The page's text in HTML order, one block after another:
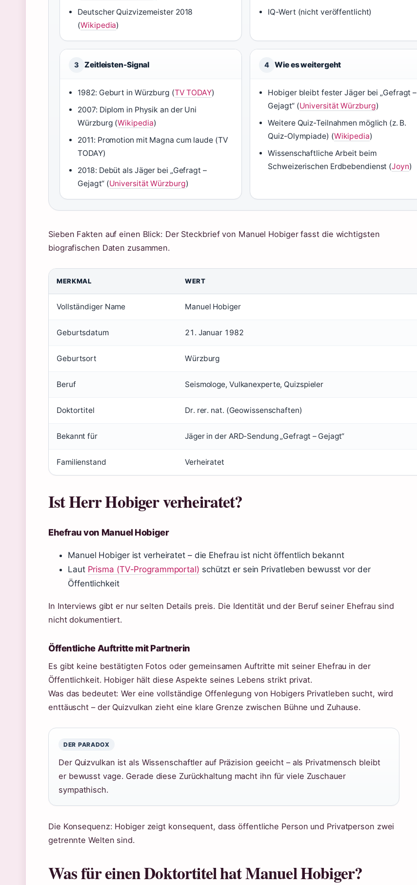
Deutscher Quizvizemeister 2018
(Wikipedia)
IQ-Wert (nicht veröffentlicht)
3 Zeitleisten-Signal
1982: Geburt in Würzburg (TV TODAY)
2007: Diplom in Physik an der Uni
Würzburg (Wikipedia)
2011: Promotion mit Magna cum laude (TV
TODAY)
2018: Debüt als Jäger bei „Gefragt –
Gejagt“ (Universität Würzburg)
4 Wie es weitergeht
Hobiger bleibt fester Jäger bei „Gefragt –
Gejagt“ (Universität Würzburg)
Weitere Quiz-Teilnahmen möglich (z. B.
Quiz-Olympiade) (Wikipedia)
Wissenschaftliche Arbeit beim
Schweizerischen Erdbebendienst (Joyn)
Sieben Fakten auf einen Blick: Der Steckbrief von Manuel Hobiger fasst die wichtigsten
biografischen Daten zusammen.
MERKMAL WERT
Vollständiger Name Manuel Hobiger
Geburtsdatum 21. Januar 1982
Geburtsort Würzburg
Beruf Seismologe, Vulkanexperte, Quizspieler
Doktortitel Dr. rer. nat. (Geowissenschaften)
Bekannt für Jäger in der ARD-Sendung „Gefragt – Gejagt“
Familienstand Verheiratet
Ist Herr Hobiger verheiratet?
Ehefrau von Manuel Hobiger
Manuel Hobiger ist verheiratet – die Ehefrau ist nicht öffentlich bekannt
Laut Prisma (TV-Programmportal) schützt er sein Privatleben bewusst vor der
Öffentlichkeit
In Interviews gibt er nur selten Details preis. Die Identität und der Beruf seiner Ehefrau sind
nicht dokumentiert.
Öffentliche Auftritte mit Partnerin
Es gibt keine bestätigten Fotos oder gemeinsamen Auftritte mit seiner Ehefrau in der
Öffentlichkeit. Hobiger hält diese Aspekte seines Lebens strikt privat.
Was das bedeutet: Wer eine vollständige Offenlegung von Hobigers Privatleben sucht, wird
enttäuscht – der Quizvulkan zieht eine klare Grenze zwischen Bühne und Zuhause.
DER PARADOX
Der Quizvulkan ist als Wissenschaftler auf Präzision geeicht – als Privatmensch bleibt
er bewusst vage. Gerade diese Zurückhaltung macht ihn für viele Zuschauer
sympathisch.
Die Konsequenz: Hobiger zeigt konsequent, dass öffentliche Person und Privatperson zwei
getrennte Welten sind.
Was für einen Doktortitel hat Manuel Hobiger?